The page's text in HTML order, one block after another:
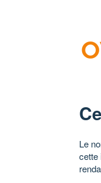
Le
cette